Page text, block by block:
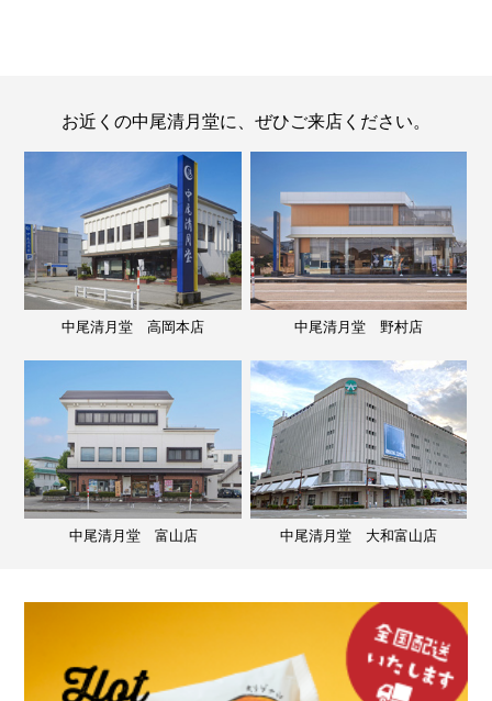
お近くの中尾清月堂に、ぜひご来店ください。
中尾清月堂 高岡本店 中尾清月堂 野村店
中尾清月堂 富山店 中尾清月堂 大和富山店